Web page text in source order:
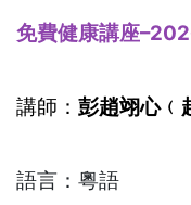
免費健康講座
講師： 彭趙翊心﹙
語言：粵語